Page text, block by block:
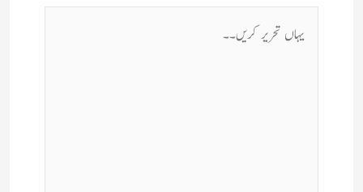
یہاں
تحریر